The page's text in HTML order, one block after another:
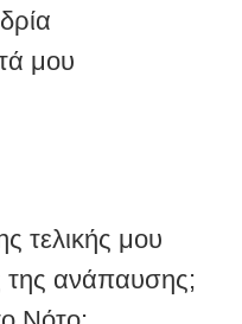
μου
τελικής μου
της ανάπαυσης;